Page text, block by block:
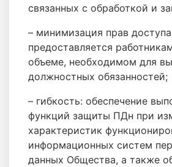
связанных с обработкой и
– минимизация прав
предоставляется
объеме, необходимом для
должностных обязанностей;
– гибкость: обеспечение
функций защиты ПДн при
характеристик
информационных систем
данных Общества, а также